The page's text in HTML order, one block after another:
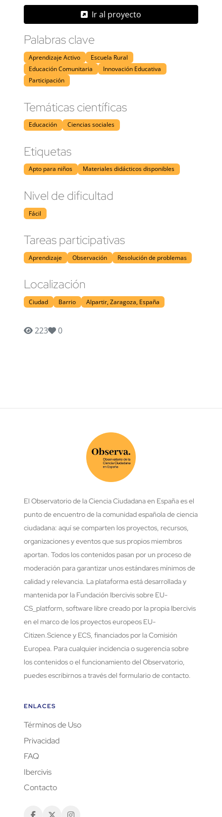
Ir al proyecto
Palabras clave
Aprendizaje Activo
Escuela Rural
Educación Comunitaria
Innovación Educativa
Participación
Temáticas científicas
Educación Ciencias sociales
Etiquetas
Apto para niños Materiales didácticos disponibles
Nivel de dificultad
Fácil
Tareas participativas
Aprendizaje Observación Resolución de problemas
Localización
Ciudad Barrio Alpartir, Zaragoza, España
223 0
El Observatorio de la Ciencia Ciudadana en España es el
punto de encuentro de la comunidad española de ciencia
ciudadana: aquí se comparten los proyectos, recursos,
organizaciones y eventos que sus propios miembros
aportan. Todos los contenidos pasan por un proceso de
moderación para garantizar unos estándares mínimos de
calidad y relevancia. La plataforma está desarrollada y
mantenida por la Fundación Ibercivis sobre EU-
CS_platform, software libre creado por la propia Ibercivis
en el marco de los proyectos europeos EU-
Citizen.Science y ECS, financiados por la Comisión
Europea. Para cualquier incidencia o sugerencia sobre
los contenidos o el funcionamiento del Observatorio,
puedes escribirnos a través del formulario de contacto.
ENLACES
Términos de Uso
Privacidad
FAQ
Ibercivis
Contacto